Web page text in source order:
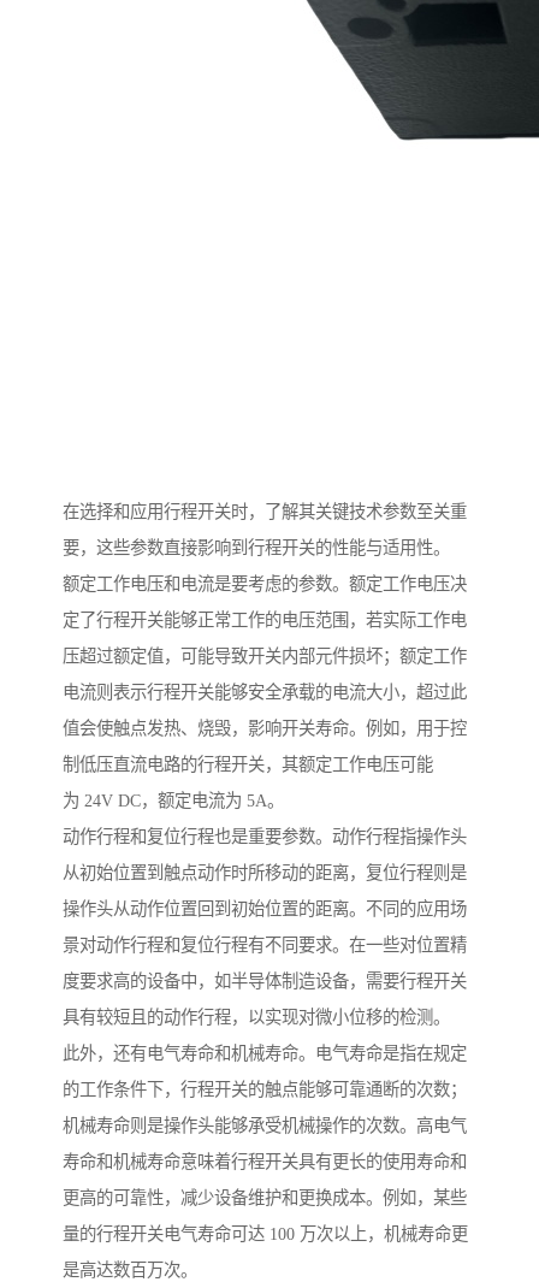
在选择和应用行程开关时，了解其关键技术参数至关重
要，这些参数直接影响到行程开关的性能与适用性。
额定工作电压和电流是要考虑的参数。额定工作电压决
定了行程开关能够正常工作的电压范围，若实际工作电
压超过额定值，可能导致开关内部元件损坏；额定工作
电流则表示行程开关能够安全承载的电流大小，超过此
值会使触点发热、烧毁，影响开关寿命。例如，用于控
制低压直流电路的行程开关，其额定工作电压可能
为 24V DC，额定电流为 5A。
动作行程和复位行程也是重要参数。动作行程指操作头
从初始位置到触点动作时所移动的距离，复位行程则是
操作头从动作位置回到初始位置的距离。不同的应用场
景对动作行程和复位行程有不同要求。在一些对位置精
度要求高的设备中，如半导体制造设备，需要行程开关
具有较短且的动作行程，以实现对微小位移的检测。
此外，还有电气寿命和机械寿命。电气寿命是指在规定
的工作条件下，行程开关的触点能够可靠通断的次数；
机械寿命则是操作头能够承受机械操作的次数。高电气
寿命和机械寿命意味着行程开关具有更长的使用寿命和
更高的可靠性，减少设备维护和更换成本。例如，某些
量的行程开关电气寿命可达 100 万次以上，机械寿命更
是高达数百万次。